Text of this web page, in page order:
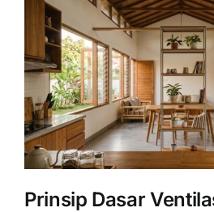
Prinsip Dasar